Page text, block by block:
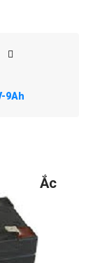
9Ah
Ắc